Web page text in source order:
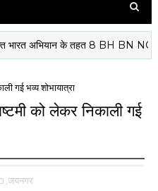
अभियान के तहत 8 BH BN NCC
गई भव्य शोभायात्रा
को लेकर निकाली गई
,जयनगर